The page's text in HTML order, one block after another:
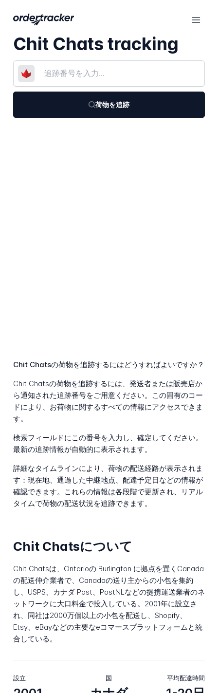
Chit Chats tracking
荷物を追跡
Chit Chatsの荷物を追跡するにはどうすればよいですか？
Chit Chatsの荷物を追跡するには、発送者または販売店か
ら通知された追跡番号をご用意ください。この固有のコー
ドにより、お荷物に関するすべての情報にアクセスできま
す。
検索フィールドにこの番号を入力し、確定してください。
最新の追跡情報が自動的に表示されます。
詳細なタイムラインにより、荷物の配送経路が表示されま
す：現在地、通過した中継地点、配達予定日などの情報が
確認できます。これらの情報は各段階で更新され、リアル
タイムで荷物の配送状況を追跡できます。
Chit Chatsについて
Chit Chatsは、Ontarioの Burlington に拠点を置くCanada
の配送仲介業者で、Canadaの送り主からの小包を集約
し、USPS、カナダ Post、PostNLなどの提携運送業者のネ
ットワークに大口料金で投入している。2001年に設立さ
れ、同社は2000万個以上の小包を配送し、Shopify、
Etsy、eBayなどの主要なeコマースプラットフォームと統
合している。
設立 国 平均配達時間